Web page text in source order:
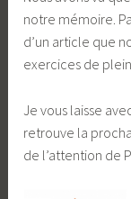
notre mémoire.
d’un article que
exercices de
Je vous laisse
retrouve la
de l’attention de